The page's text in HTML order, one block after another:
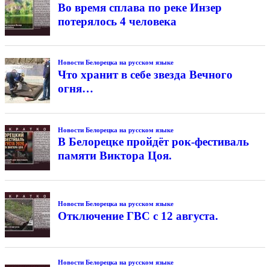
Во время сплава по реке Инзер
потерялось 4 человека
Новости Белорецка на русском языке
Что хранит в себе звезда Вечного
огня…
Новости Белорецка на русском языке
В Белорецке пройдёт рок-фестиваль
памяти Виктора Цоя.
Новости Белорецка на русском языке
Отключение ГВС с 12 августа.
Новости Белорецка на русском языке